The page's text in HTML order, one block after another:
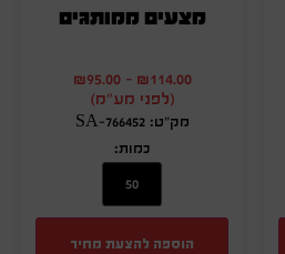
מצעים ממותגים
₪114.00
-
₪95.00
(לפני מע"מ)
מק"ט: SA-766452
כמות:
הוספה להצעת מחיר